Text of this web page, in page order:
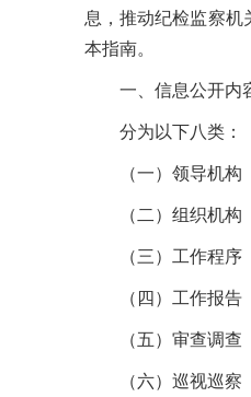
息，推动纪检监察机
本指南。
一、信息公开内
分为以下八类：
（一）领导机构
（二）组织机构
（三）工作程序
（四）工作报告
（五）审查调查
（六）巡视巡察